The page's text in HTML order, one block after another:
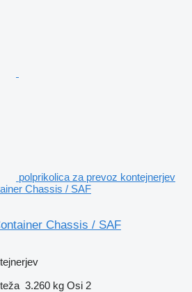
polprikolica za prevoz kontejnerjev
Chassis / SAF
Chassis / SAF
3.260 kg Osi 2